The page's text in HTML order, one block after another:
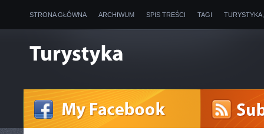
STRONA GŁÓWNA ARCHIWUM SPIS TREŚCI TAGI